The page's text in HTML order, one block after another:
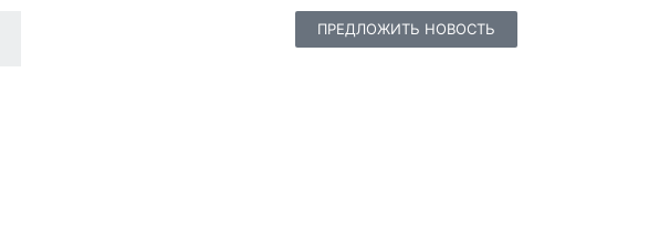
ПРЕДЛОЖИТЬ НОВОСТЬ